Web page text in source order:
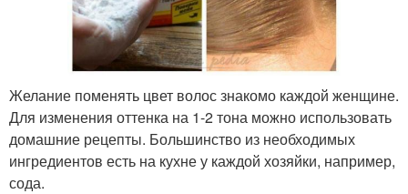
Желание поменять цвет волос знакомо каждой женщине.
Для изменения оттенка на 1-2 тона можно использовать
домашние рецепты. Большинство из необходимых
ингредиентов есть на кухне у каждой хозяйки, например,
сода.